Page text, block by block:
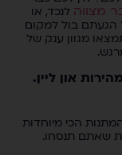
מצווה לנכד, או
בול למקום
מגוון ענק של
און ליין.
הכי מיוחדות
שאתם תנסחו.